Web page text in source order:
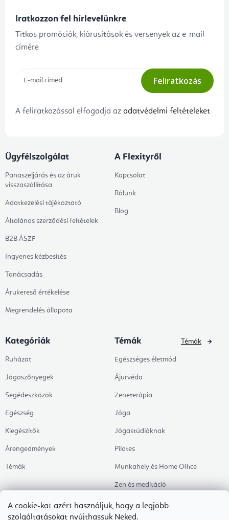
A cookie-kat azért használjuk, hogy a legjobb
szolgáltatásokat nyújthassuk Neked.
Iratkozzon fel hírlevelünkre
Titkos promóciók, kiárusítások és versenyek az e-mail
címére
Feliratkozás
A feliratkozással elfogadja az adatvédelmi feltételeket
Ügyfélszolgálat
Panaszeljárás és az áruk
visszaszállítása
Adatkezelési tájékoztató
Általános szerződési feltételek
B2B ÁSZF
Ingyenes kézbesítés
Tanácsadás
Árukereső értékelése
Megrendelés állapota
A Flexityről
Kapcsolat
Rólunk
Blog
Kategóriák
Ruházat
Jógaszőnyegek
Segédeszközök
Egészség
Kiegészítők
Árengedmények
Témák
Témák
Egészséges életmód
Ájurvéda
Zeneterápia
Jóga
Jógastúdióknak
Pilates
Munkahely és Home Office
Zen és meditáció
Aromaterápia
Témák